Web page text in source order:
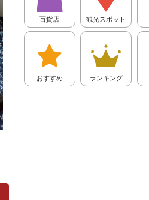
百貨店 観光スポット
おすすめ ランキング